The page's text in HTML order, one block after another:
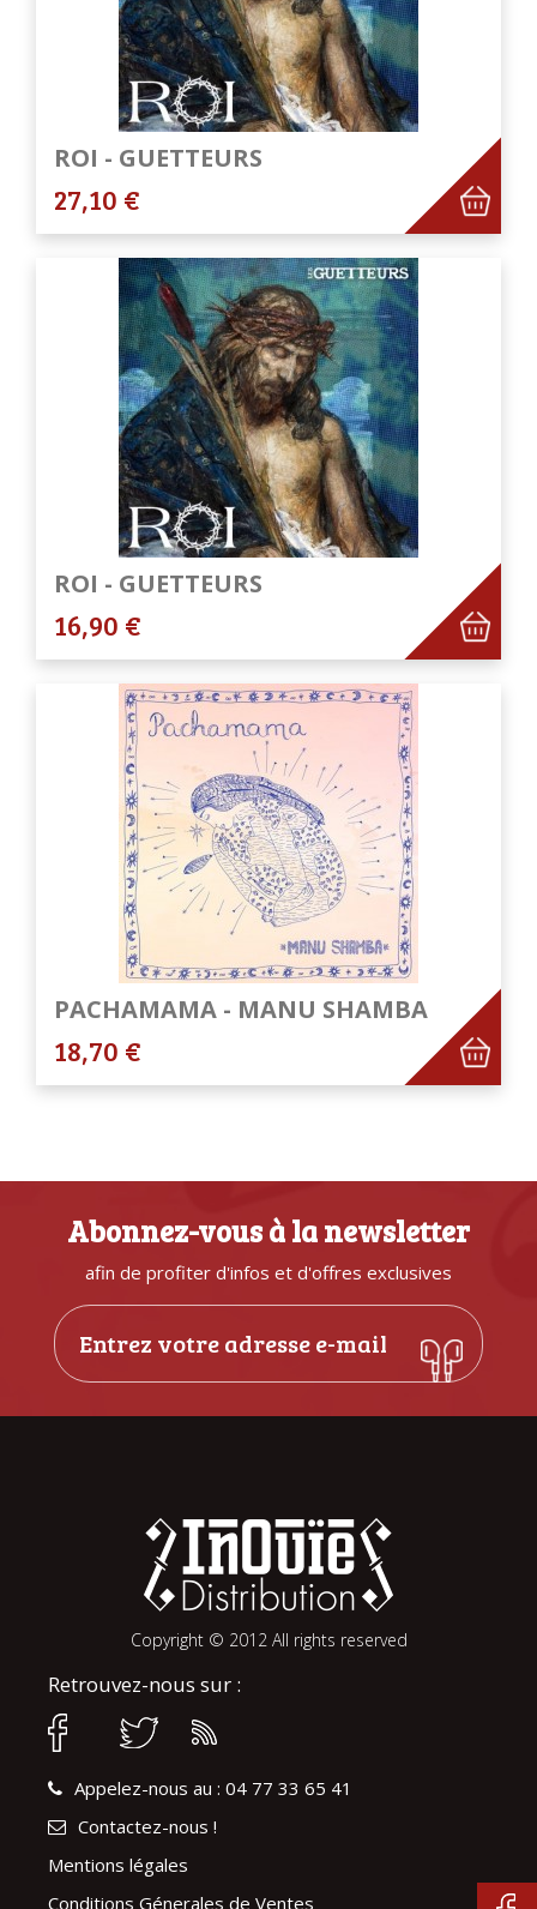
ROI - GUETTEURS
27,10 €
ROI - GUETTEURS
16,90 €
PACHAMAMA - MANU SHAMBA
18,70 €
Abonnez-vous à la newsletter
afin de profiter d'infos et d'offres exclusives
Copyright © 2012 All rights reserved
Retrouvez-nous sur :
Appelez-nous au : 04 77 33 65 41
Contactez-nous !
Mentions légales
Conditions Génerales de Ventes